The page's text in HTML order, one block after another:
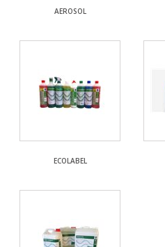
AEROSOL
ECOLABEL